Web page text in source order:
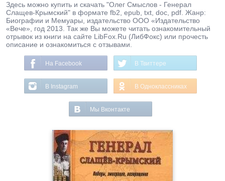
Здесь можно купить и скачать "Олег Смыслов - Генерал
Слащев-Крымский" в формате fb2, epub, txt, doc, pdf. Жанр:
Биографии и Мемуары, издательство ООО «Издательство
«Вече», год 2013. Так же Вы можете читать ознакомительный
отрывок из книги на сайте LibFox.Ru (ЛибФокс) или прочесть
описание и ознакомиться с отзывами.
На Facebook В Твиттере
В Instagram В Одноклассниках
Мы Вконтакте